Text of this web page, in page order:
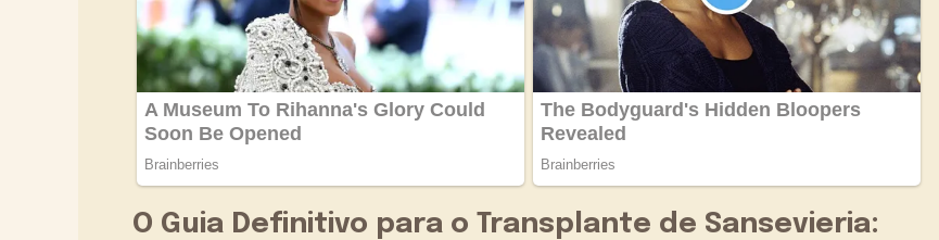
O Guia Definitivo para o Transplante de Sansevieria: